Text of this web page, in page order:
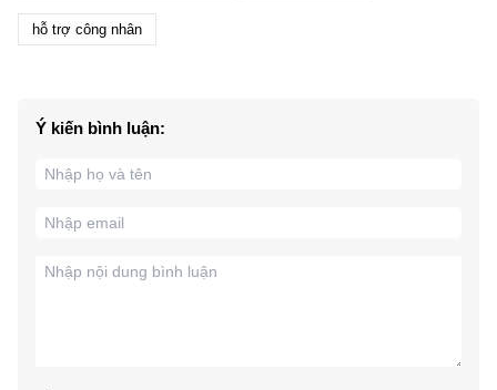
hỗ trợ công nhân
Ý kiến bình luận: